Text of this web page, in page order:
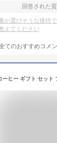
回答された
が選びそうな接待
えてください
てのおすすめコメ